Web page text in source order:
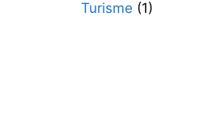
Turisme (1)